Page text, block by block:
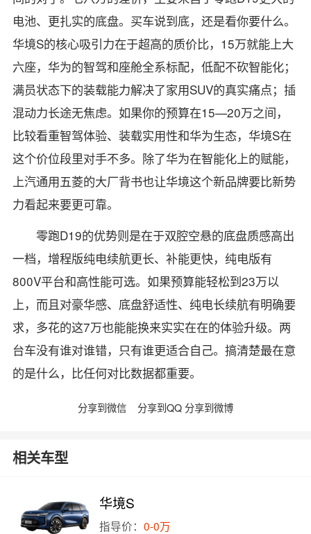
电池、更扎实的底盘。买车说到底，还是看你要什么。
华境S的核心吸引力在于超高的质价比，15万就能上大
六座，华为的智驾和座舱全系标配，低配不砍智能化；
满员状态下的装载能力解决了家用SUV的真实痛点；插
混动力长途无焦虑。如果你的预算在15—20万之间，
比较看重智驾体验、装载实用性和华为生态，华境S在
这个价位段里对手不多。除了华为在智能化上的赋能，
上汽通用五菱的大厂背书也让华境这个新品牌要比新势
力看起来要更可靠。
零跑D19的优势则是在于双腔空悬的底盘质感高出
一档，增程版纯电续航更长、补能更快，纯电版有
800V平台和高性能可选。如果预算能轻松到23万以
上，而且对豪华感、底盘舒适性、纯电长续航有明确要
求，多花的这7万也能能换来实实在在的体验升级。两
台车没有谁对谁错，只有谁更适合自己。搞清楚最在意
的是什么，比任何对比数据都重要。
分享到微信 分享到QQ 分享到微博
相关车型
华境S
指导价：0-0万